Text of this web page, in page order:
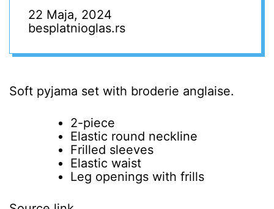
22 Maja, 2024
besplatnioglas.rs
Soft pyjama set with broderie anglaise.
2-piece
Elastic round neckline
Frilled sleeves
Elastic waist
Leg openings with frills